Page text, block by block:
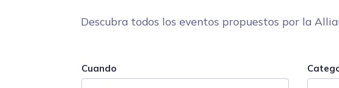
Descubra todos los eventos propuestos por la
Cuando